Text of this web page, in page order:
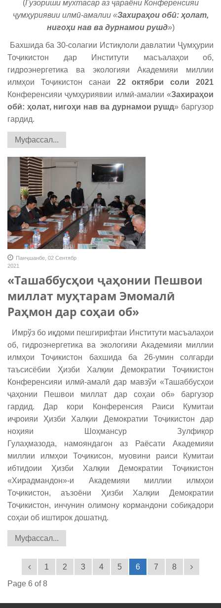
(Гузориши мухтасар аз ҷараёни Конференсияи
ҷумҳуриявии илмӣ-амалии «Захираҳои обӣ: ҳолат,
нигоҳи нав ва дурнамои рушд»)
Бахшида ба 30-солагии Истиқлоли давлатии Ҷумҳурии
Тоҷикистон дар Институти масъалаҳои об,
гидроэнергетика ва экологияи Академияи миллии
илмҳои Тоҷикистон санаи 22 октябри соли 2021
Конференсияи ҷумҳуриявии илмӣ-амалии «Захираҳои
обӣ: ҳолат, нигоҳи нав ва дурнамои рушд» баргузор
гардид.
Муфассал...
Панҷшанбе, 02 Сентябр
2021
«Ташаббусҳои ҷаҳонии Пешвои
миллат муҳтарам Эмомалӣ
Раҳмон дар соҳаи об»
Имрўз бо иқдоми пешгирифтаи Институти масъалаҳои
об, гидроэнергетика ва экологияи Академияи миллии
илмҳои Тоҷикистон бахшида ба 26-умин солгарди
таъсисёбии Ҳизби Халқии Демократии Тоҷикистон
Конференсияи илмӣ-амалӣ дар мавзўи «Ташаббусҳои
ҷаҳонии Пешвои миллат дар соҳаи об» баргузор
гардид. Дар кори Конференсия Раиси Кумитаи
иҷроияи Ҳизби Халқии Демократии Тоҷикистон дар
ноҳияи Шоҳмансур Зулфиқор
Гулаҳмазода, намояндагон аз Раёсати Академияи
миллии илмҳои Тоҷикисон, муовини раиси Кумитаи
ибтидоии Ҳизби Халқии Демократии Тоҷикистон
«Хирадмандон»-и Академияи миллии илмҳои
Тоҷикистон, аъзоёни Ҳизби Халқии Демократии
Тоҷикистон, инчунин олимону кормандони собиқадори
соҳаи об иштирок дошатнд.
Муфассал...
1 2 3 4 5 6 7
8
Page 6 of 8